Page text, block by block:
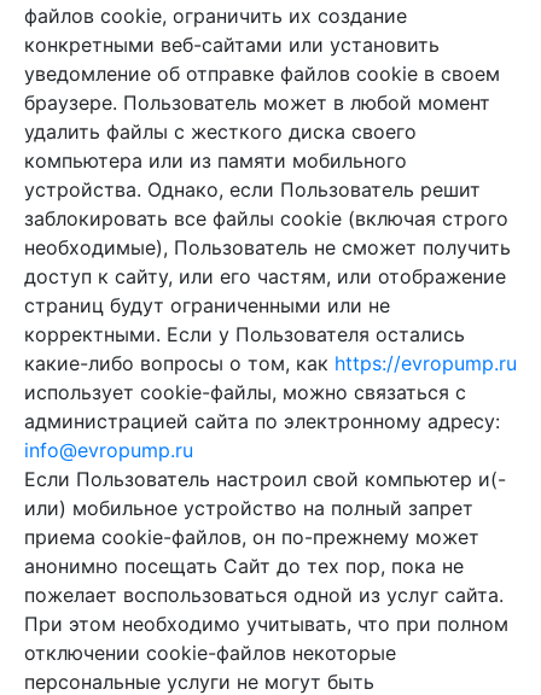
файлов cookie, ограничить их создание
конкретными веб-сайтами или установить
уведомление об отправке файлов cookie в своем
браузере. Пользователь может в любой момент
удалить файлы с жесткого диска своего
компьютера или из памяти мобильного
устройства. Однако, если Пользователь решит
заблокировать все файлы cookie (включая строго
необходимые), Пользователь не сможет получить
доступ к сайту, или его частям, или отображение
страниц будут ограниченными или не
корректными. Если у Пользователя остались
какие-либо вопросы о том, как https://evropump.ru
использует cookie-файлы, можно связаться с
администрацией сайта по электронному адресу:
info@evropump.ru
Если Пользователь настроил свой компьютер и(-
или) мобильное устройство на полный запрет
приема cookie-файлов, он по-прежнему может
анонимно посещать Сайт до тех пор, пока не
пожелает воспользоваться одной из услуг сайта.
При этом необходимо учитывать, что при полном
отключении cookie-файлов некоторые
персональные услуги не могут быть